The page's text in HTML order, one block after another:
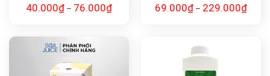
40.000₫ – 76.000₫ 69.000₫ – 229.000₫